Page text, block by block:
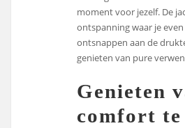
moment voor jezelf. De
ontspanning waar je
ontsnappen aan de
genieten van pure
Genieten
comfort te